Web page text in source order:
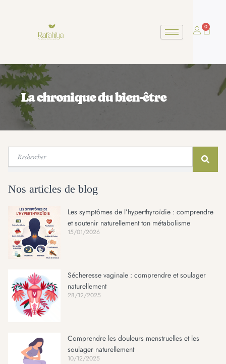
0
Panier
La chronique du bien-être
Nos articles de blog
Les symptômes de l’hyperthyroïdie : comprendre
et soutenir naturellement ton métabolisme
15/01/2026
Sécheresse vaginale : comprendre et soulager
naturellement
28/12/2025
Comprendre les douleurs menstruelles et les
soulager naturellement
10/12/2025